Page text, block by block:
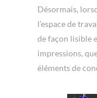
Désormais,
l’espace de
de façon lisible
impressions,
éléments de